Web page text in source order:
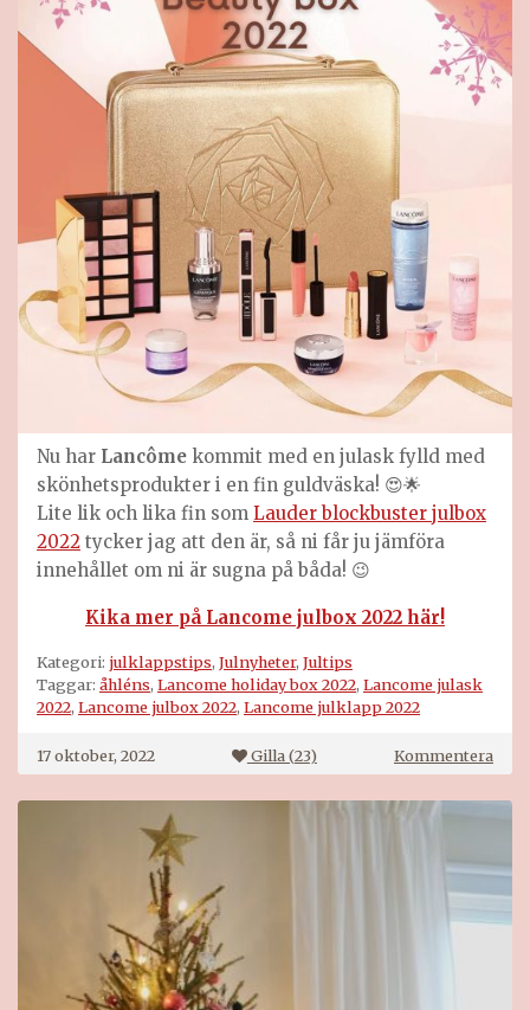
Nu har Lancôme kommit med en julask fylld med
skönhetsprodukter i en fin guldväska! 😍🌟
Lite lik och lika fin som Lauder blockbuster julbox
2022 tycker jag att den är, så ni får ju jämföra
innehållet om ni är sugna på båda! 😉
Kika mer på Lancome julbox 2022 här!
Kategori: julklappstips, Julnyheter, Jultips
Taggar: åhléns, Lancome holiday box 2022, Lancome julask
2022, Lancome julbox 2022, Lancome julklapp 2022
17 oktober, 2022 Gilla (23) Kommenterapå